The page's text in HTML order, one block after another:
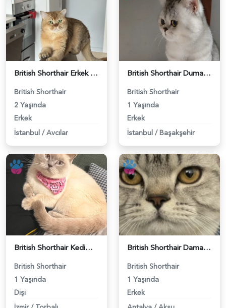
British Shorthair Erkek Kızgınlıkta - 118984651
British Shorthair
2 Yaşında
Erkek
İstanbul / Avcılar
British Shorthair Duma Eş Arıyorum - 118984650
British Shorthair
1 Yaşında
Erkek
İstanbul / Başakşehir
British Shorthair Kedime Eş Arıyorum - 118984649
British Shorthair
1 Yaşında
Dişi
British Shorthair Damadımıza Gelin Arıyoruz - 118984627
British Shorthair
1 Yaşında
Erkek